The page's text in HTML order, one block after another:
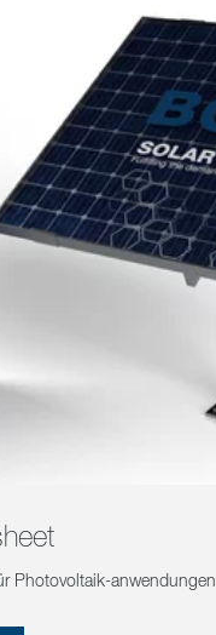
Photovoltaik-anwendungen